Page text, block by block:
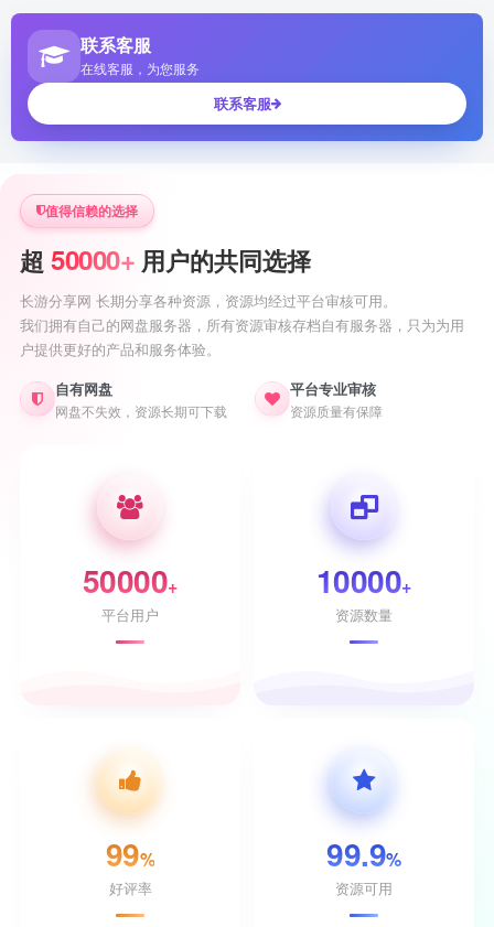
联系客服
在线客服，为您服务
联系客服
值得信赖的选择
超 50000+ 用户的共同选择
长游分享网 长期分享各种资源，资源均经过平台审核可用。
我们拥有自己的网盘服务器，所有资源审核存档自有服务器，只为为用
户提供更好的产品和服务体验。
自有网盘
网盘不失效，资源长期可下载
平台专业审核
资源质量有保障
50000+
平台用户
10000+
资源数量
99%
好评率
99.9%
资源可用